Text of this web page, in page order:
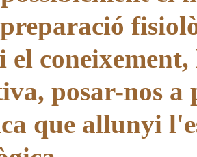
posar-nos a
que allunyi